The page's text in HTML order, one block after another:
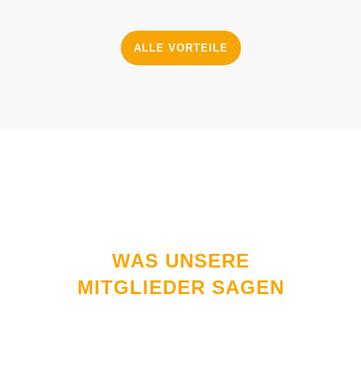
ALLE VORTEILE
WAS UNSERE
MITGLIEDER SAGEN